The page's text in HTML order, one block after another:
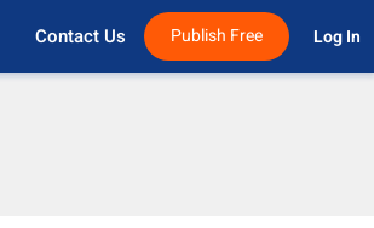
Contact Us Publish Free Log In